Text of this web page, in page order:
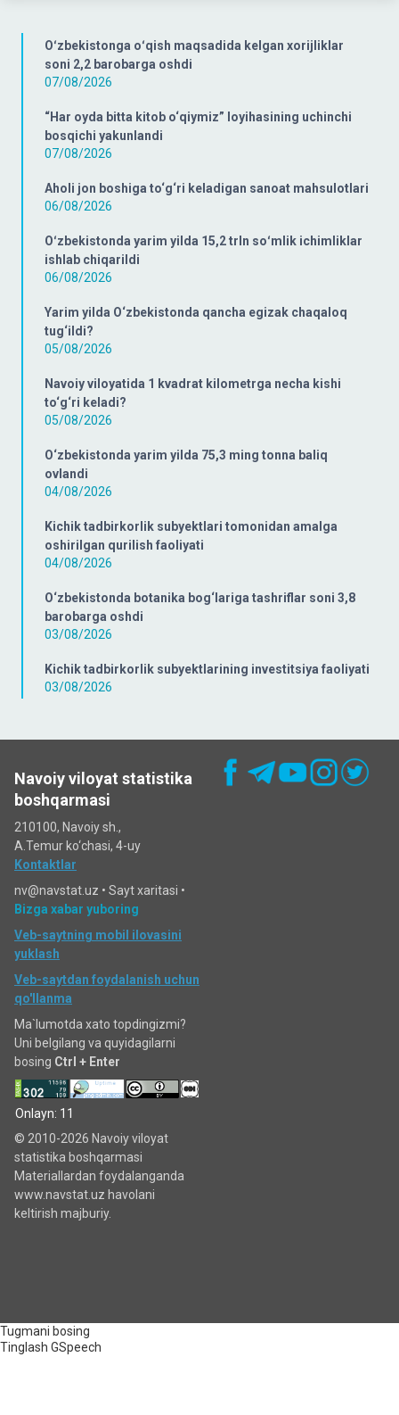
Oʻzbekistonga oʻqish maqsadida kelgan xorijliklar
soni 2,2 barobarga oshdi
07/08/2026
“Har oyda bitta kitob o‘qiymiz” loyihasining uchinchi
bosqichi yakunlandi
07/08/2026
Aholi jon boshiga to‘g‘ri keladigan sanoat mahsulotlari
06/08/2026
Oʻzbekistonda yarim yilda 15,2 trln soʻmlik ichimliklar
ishlab chiqarildi
06/08/2026
Yarim yilda O‘zbekistonda qancha egizak chaqaloq
tug‘ildi?
05/08/2026
Navoiy viloyatida 1 kvadrat kilometrga necha kishi
to‘g‘ri keladi?
05/08/2026
O‘zbekistonda yarim yilda 75,3 ming tonna baliq
ovlandi
04/08/2026
Kichik tadbirkorlik subyektlari tomonidan amalga
oshirilgan qurilish faoliyati
04/08/2026
O‘zbekistonda botanika bog‘lariga tashriflar soni 3,8
barobarga oshdi
03/08/2026
Kichik tadbirkorlik subyektlarining investitsiya faoliyati
03/08/2026
Navoiy viloyat statistika
boshqarmasi
210100, Navoiy sh.,
A.Temur ko‘chаsi, 4-uy
Kontaktlar
nv@navstat.uz • Sayt xaritasi •
Bizga xabar yuboring
Veb-saytning mobil ilovasini
yuklash
Veb-saytdan foydalanish uchun
qo'llanma
Ma`lumotda xato topdingizmi?
Uni belgilang va quyidagilarni
bosing Ctrl + Enter
Onlayn: 11
© 2010-2026 Navoiy viloyat
statistika boshqarmasi
Materiallardan foydalanganda
www.navstat.uz havolani
keltirish majburiy.
Tugmani bosing
Tinglash GSpeech